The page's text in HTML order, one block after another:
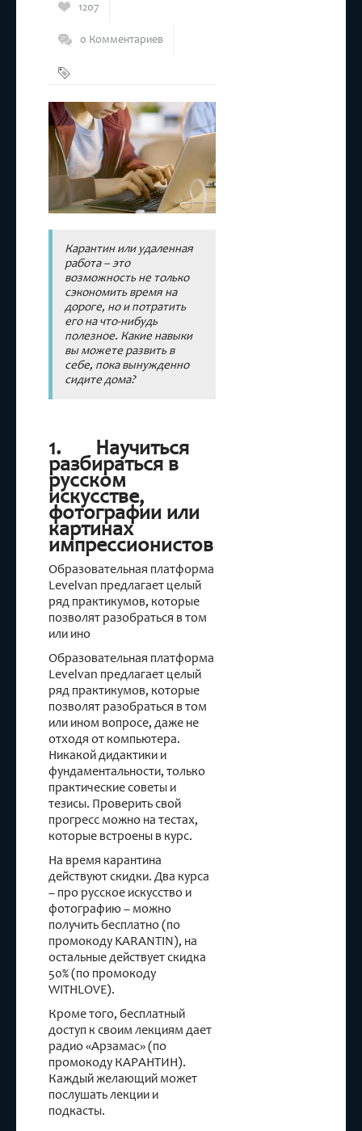
1207
0 Комментариев
сервисы,
Карантин
Карантин или удаленная
работа – это
возможность не только
сэкономить время на
дороге, но и потратить
его на что-нибудь
полезное. Какие навыки
вы можете развить в
себе, пока вынужденно
сидите дома?
1. Научиться
разбираться в
русском
искусстве,
фотографии или
картинах
импрессионистов
Образовательная платформа
Levelvan предлагает целый
ряд практикумов, которые
позволят разобраться в том
или ино
Образовательная платформа
Levelvan предлагает целый
ряд практикумов, которые
позволят разобраться в том
или ином вопросе, даже не
отходя от компьютера.
Никакой дидактики и
фундаментальности, только
практические советы и
тезисы. Проверить свой
прогресс можно на тестах,
которые встроены в курс.
На время карантина
действуют скидки. Два курса
– про русское искусство и
фотографию – можно
получить бесплатно (по
промокоду KARANTIN), на
остальные действует скидка
50% (по промокоду
WITHLOVE).
Кроме того, бесплатный
доступ к своим лекциям дает
радио «Арзамас» (по
промокоду КАРАНТИН).
Каждый желающий может
послушать лекции и
подкасты.